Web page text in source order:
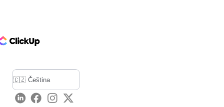
Logo
LinkedInFacebook
Instagram
Twitter